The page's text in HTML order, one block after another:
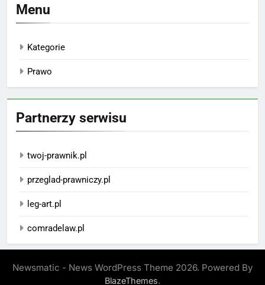
Menu
Kategorie
Prawo
Partnerzy serwisu
twoj-prawnik.pl
przeglad-prawniczy.pl
leg-art.pl
comradelaw.pl
Newsmatic - News WordPress Theme 2026. Powered By
BlazeThemes.